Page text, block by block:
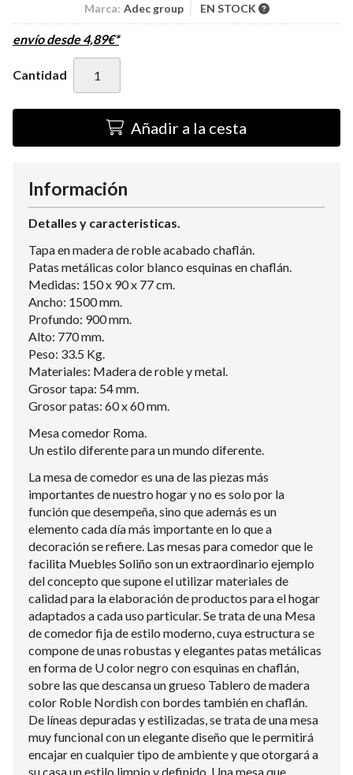
Marca: Adec group EN STOCK
envío desde4,89€*
Cantidad
Añadir a la cesta
Información
Detalles y caracteristicas.
Tapa en madera de roble acabado chaflán.
Patas metálicas color blanco esquinas en chaflán.
Medidas: 150 x 90 x 77 cm.
Ancho: 1500 mm.
Profundo: 900 mm.
Alto: 770 mm.
Peso: 33.5 Kg.
Materiales: Madera de roble y metal.
Grosor tapa: 54 mm.
Grosor patas: 60 x 60 mm.
Mesa comedor Roma.
Un estilo diferente para un mundo diferente.
La mesa de comedor es una de las piezas más
importantes de nuestro hogar y no es solo por la
función que desempeña, sino que además es un
elemento cada día más importante en lo que a
decoración se refiere. Las mesas para comedor que le
facilita Muebles Soliño son un extraordinario ejemplo
del concepto que supone el utilizar materiales de
calidad para la elaboración de productos para el hogar
adaptados a cada uso particular. Se trata de una Mesa
de comedor fija de estilo moderno, cuya estructura se
compone de unas robustas y elegantes patas metálicas
en forma de U color negro con esquinas en chaflán,
sobre las que descansa un grueso Tablero de madera
color Roble Nordish con bordes también en chaflán.
De líneas depuradas y estilizadas, se trata de una mesa
muy funcional con un elegante diseño que le permitirá
encajar en cualquier tipo de ambiente y que otorgará a
su casa un estilo limpio y definido. Una mesa que